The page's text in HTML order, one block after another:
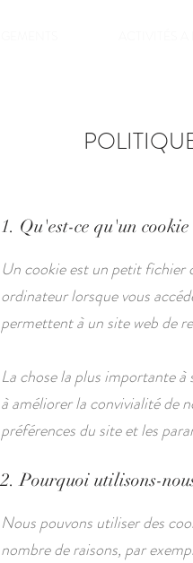
1. Qu'est-ce qu'un cookie
Un cookie est un petit fichier
ordinateur lorsque vous
permettent à un site web de
La chose la plus importante
à améliorer la convivialité de
préférences du site et les
2. Pourquoi utilisons-
Nous pouvons utiliser des
nombre de raisons, par